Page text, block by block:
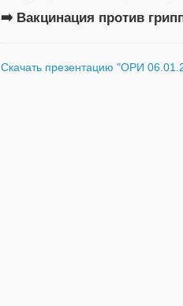
➡️ Вакцинация против
Скачать презентацию "ОРИ